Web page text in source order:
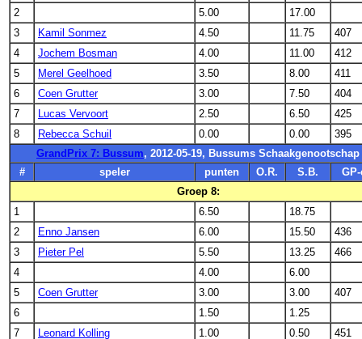
2
5.00
17.00
3
Kamil Sonmez 4.50 11.75
407
4
Jochem Bosman 4.00 11.00
412
5
Merel Geelhoed 3.50 8.00
411
6
Coen Grutter 3.00 7.50
404
7
Lucas Vervoort 2.50 6.50
425
8
Rebecca Schuil 0.00 0.00
395
GrandPrix 7: Bussum, 2012-05-19, Bussums Schaakgenootschap
#
speler punten O.R. S.B.
Groep 8:
1
6.50
18.75
2
Enno Jansen 6.00 15.50
436
3
Pieter Pel 5.50 13.25
466
4
4.00
6.00
5
Coen Grutter 3.00 3.00
407
6
1.50
1.25
7
Leonard Kolling 1.00 0.50
451